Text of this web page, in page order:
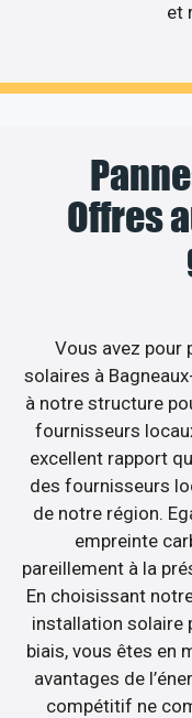
et
Offres
Vous avez pour
solaires à
à notre structure
fournisseurs
excellent rapport
des fournisseurs
de notre région.
empreinte
pareillement à la
En choisissant
installation solaire
biais, vous êtes en
avantages de
compétitif ne